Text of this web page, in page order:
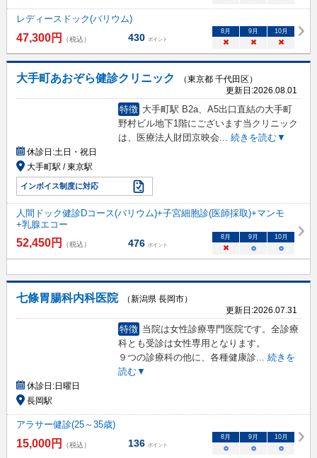
レディースドック(バリウム)
47,300円 （税込） 430 ポイント
8月 9月 10月
× × ×
大手町あおぞら健診クリニック
（東京都 千代田区）
更新日:2026.08.01
特徴 大手町駅 B2a、A5出口直結の大手町
野村ビル地下1階にございます当クリニック
は、医療法人財団京映会
続きを読む▼
休診日:土日・祝日
大手町駅 / 東京駅
インボイス制度に対応
人間ドック健診Dコース(バリウム)+子宮細胞診(医師採取)+マンモ
+乳腺エコー
52,450円 （税込） 476 ポイント
8 月 9 月 10月
× ○ ○
七條胃腸科内科医院
（新潟県 長岡市）
更新日:2026.07.31
特徴 当院は女性診療専門医院です。全診療
科とも受診は女性専用となります。
９つの診療科の他に、各種健康診... 続きを
読む▼
休診日:日曜日
長岡駅
アラサー健診(25～35歳)
15,000円 （税込） 136 ポイント
8月 9月 10月
○ ○ ○